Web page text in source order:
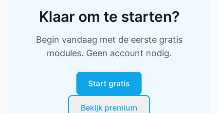
Klaar om te starten?
Begin vandaag met de eerste gratis
modules. Geen account nodig.
Start gratis
Bekijk premium